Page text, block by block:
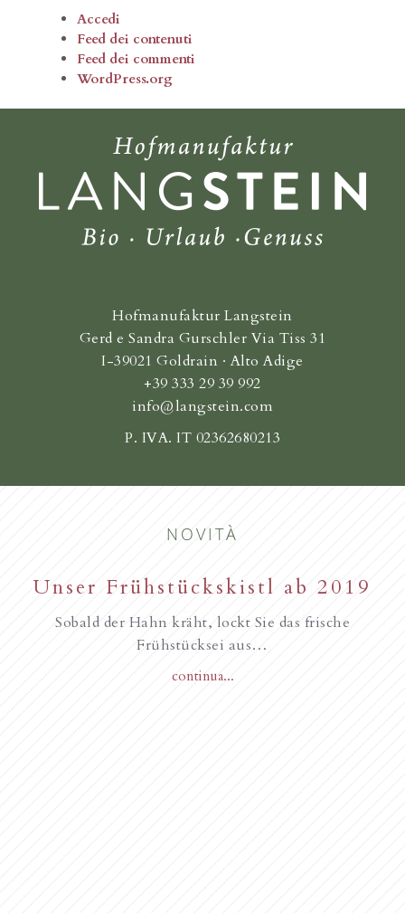
Accedi
Feed dei contenuti
Feed dei commenti
WordPress.org
Hofmanufaktur Langstein
Gerd e Sandra Gurschler Via Tiss 31
I-39021 Goldrain · Alto Adige
+39 333 29 39 992
info@langstein.com
P. IVA. IT 02362680213
NOVITÀ
Familie Gurschler wünscht all
unseren Gästen, Frohe
Weihnachten
Unser Frühstückskistl ab 2019
Sobald der Hahn kräht, lockt Sie das frische
Frühstücksei aus…
continua...